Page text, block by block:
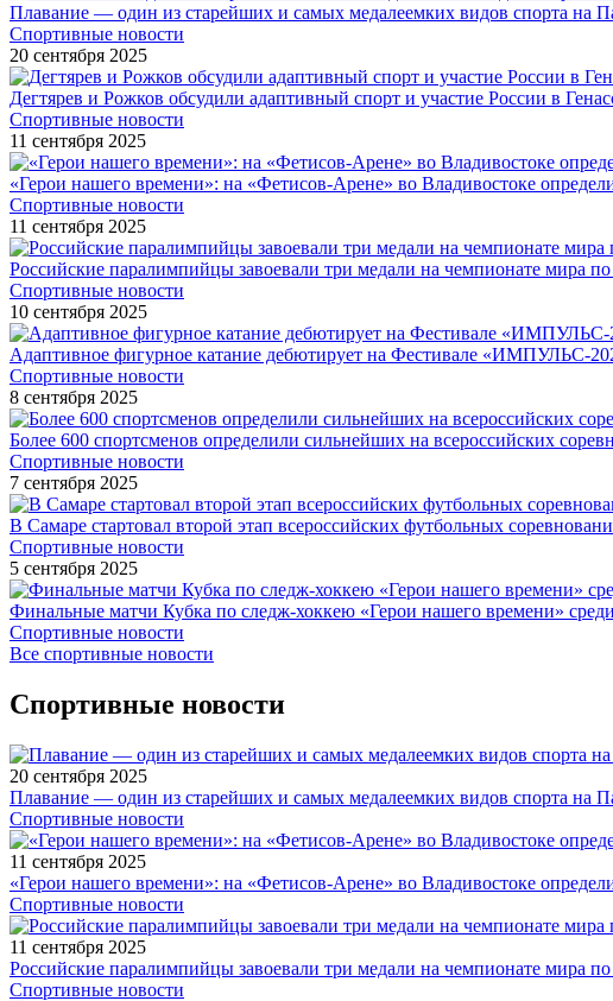
Плавание — один из старейших и самых медалеемких видов спорта на
Спортивные новости
20 сентября 2025
Дегтярев и Рожков обсудили адаптивный спорт и участие России в
Спортивные новости
11 сентября 2025
«Герои нашего времени»: на «Фетисов-Арене» во Владивостоке
Спортивные новости
11 сентября 2025
Российские паралимпийцы завоевали три медали на чемпионате мира
Спортивные новости
10 сентября 2025
Адаптивное фигурное катание дебютирует на Фестивале «ИМПУЛЬС-
Спортивные новости
8 сентября 2025
Более 600 спортсменов определили сильнейших на всероссийских
Спортивные новости
7 сентября 2025
В Самаре стартовал второй этап всероссийских футбольных
Спортивные новости
5 сентября 2025
Финальные матчи Кубка по следж-хоккею «Герои нашего времени»
Спортивные новости
Все спортивные новости
Спортивные новости
20 сентября 2025
Плавание — один из старейших и самых медалеемких видов спорта на
Спортивные новости
11 сентября 2025
«Герои нашего времени»: на «Фетисов-Арене» во Владивостоке
Спортивные новости
11 сентября 2025
Российские паралимпийцы завоевали три медали на чемпионате мира
Спортивные новости